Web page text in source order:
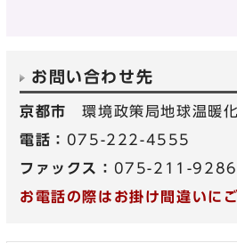
お問い合わせ先
京都市環境政策局地球温暖
電話： 075-222-4555
ファックス： 075-211-9286
お電話の際はお掛け間違いに